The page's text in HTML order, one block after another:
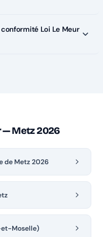
Loi Le Meur
Metz 2026
de Metz 2026
et-Moselle)